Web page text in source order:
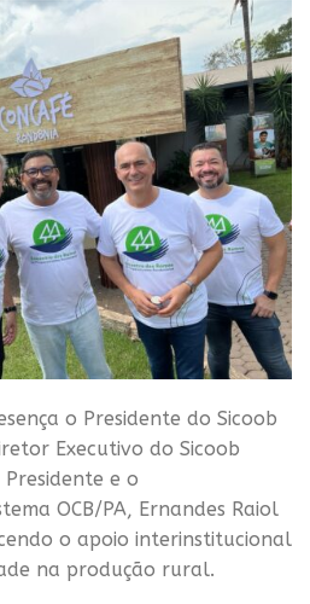
o Presidente do Sicoob
Executivo do Sicoob
e o
OCB/PA, Ernandes Raiol
o apoio interinstitucional
na produção rural.